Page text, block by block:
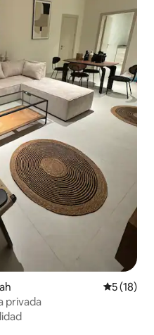
5 (18)
privada